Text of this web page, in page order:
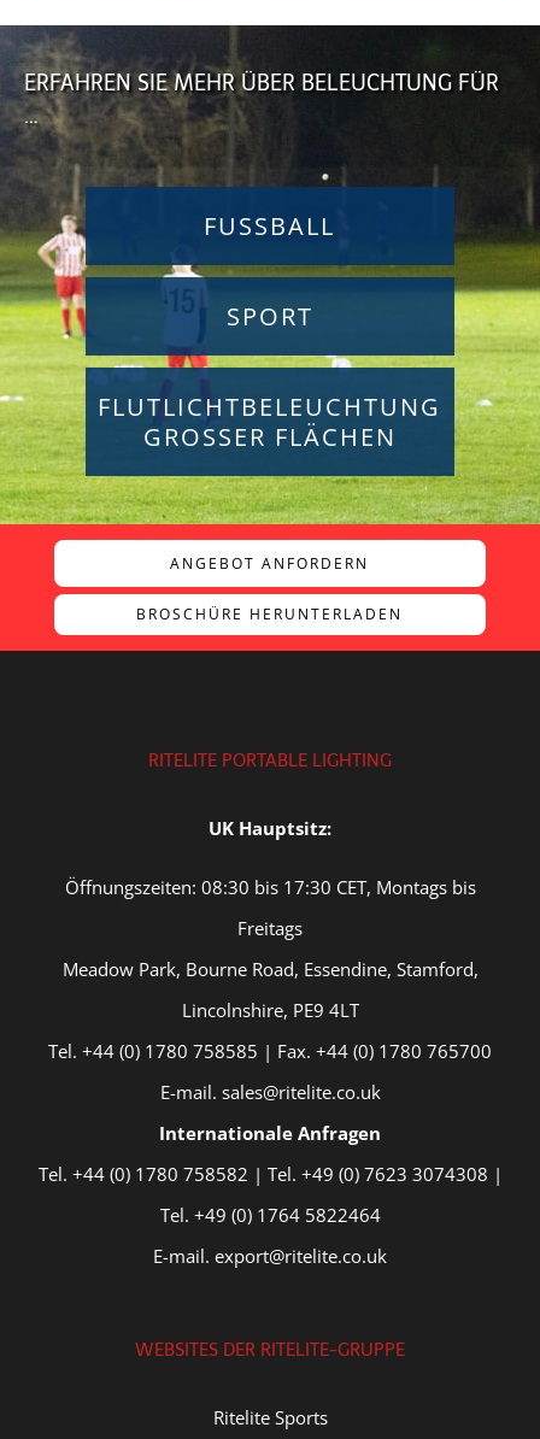
ERFAHREN SIE MEHR ÜBER BELEUCHTUNG FÜR
…
FUSSBALL
SPORT
FLUTLICHTBELEUCHTUNG
GROSSER FLÄCHEN
ANGEBOT ANFORDERN
BROSCHÜRE HERUNTERLADEN
RITELITE PORTABLE LIGHTING
UK Hauptsitz:
Öffnungszeiten: 08:30 bis 17:30 CET, Montags bis
Freitags
Meadow Park, Bourne Road, Essendine, Stamford,
Lincolnshire, PE9 4LT
Tel. +44 (0) 1780 758585 | Fax. +44 (0) 1780 765700
E-mail. sales@ritelite.co.uk
Internationale Anfragen
Tel. +44 (0) 1780 758582 | Tel. +49 (0) 7623 3074308 |
Tel. +49 (0) 1764 5822464
E-mail. export@ritelite.co.uk
WEBSITES DER RITELITE-GRUPPE
Ritelite Sports